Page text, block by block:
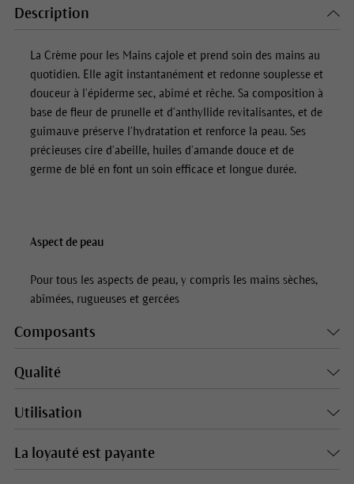
Description
La Crème pour les Mains cajole et prend soin des mains au
quotidien. Elle agit instantanément et redonne souplesse et
douceur à l’épiderme sec, abîmé et rêche. Sa composition à
base de fleur de prunelle et d’anthyllide revitalisantes, et de
guimauve préserve l’hydratation et renforce la peau. Ses
précieuses cire d’abeille, huiles d’amande douce et de
germe de blé en font un soin efficace et longue durée.
Aspect de peau
Pour tous les aspects de peau, y compris les mains sèches,
abîmées, rugueuses et gercées
Composants
Qualité
Utilisation
La loyauté est payante